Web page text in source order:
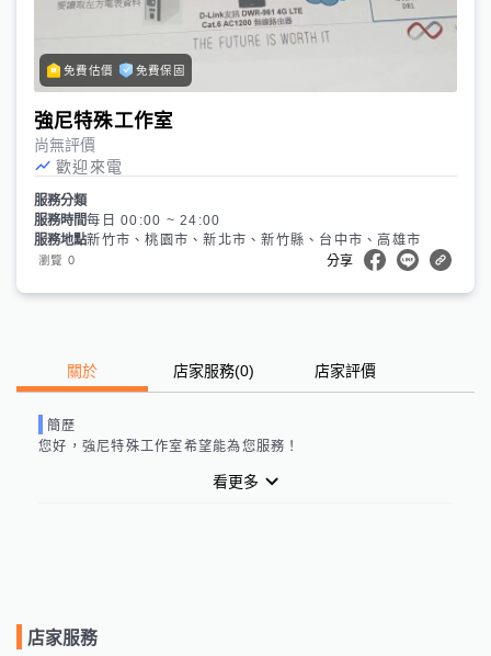
免費估價 免費保固
強尼特殊工作室
尚無評價
歡迎來電
服務分類
服務時間每日 00:00 ~ 24:00
服務地點新竹市、桃園市、新北市、新竹縣、台中市、高雄市
瀏覽 0 分享
關於 店家服務(0) 店家評價
簡歷
您好， 強尼特殊工作室希望能為您服務！
看更多
店家服務